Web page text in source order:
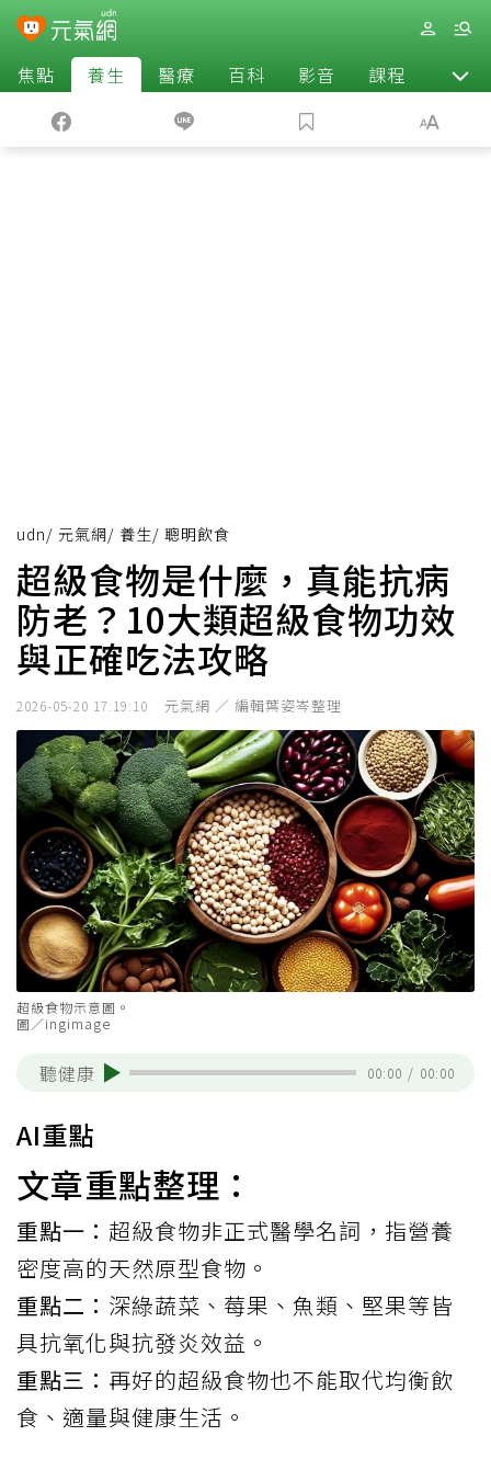
焦點 養生 醫療 百科 影音 課程 退休
udn/ 元氣網/ 養生/ 聰明飲食
超級食物是什麼，真能抗病
防老？10大類超級食物功效
與正確吃法攻略
2026-05-20 17:19:10 元氣網 ／ 編輯葉姿岑整理
超級食物示意圖。
圖／ingimage
聽健康 00:00 / 00:00
AI重點
文章重點整理：
重點一： 超級食物非正式醫學名詞，指營養
密度高的天然原型食物。
重點二： 深綠蔬菜、莓果、魚類、堅果等皆
具抗氧化與抗發炎效益。
重點三： 再好的超級食物也不能取代均衡飲
食、適量與健康生活。